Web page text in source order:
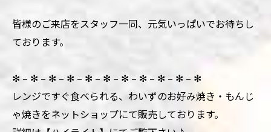
皆様のご来店をスタッフ一同、元気いっぱいでお待ちし
ております。
✻ – ✻ – ✻ – ✻ – ✻ – ✻ – ✻ – ✻ – ✻ – ✻ – ✻
レンジですぐ食べられる、わいずのお好み焼き・もんじ
ゃ焼きをネットショップにて販売しております。